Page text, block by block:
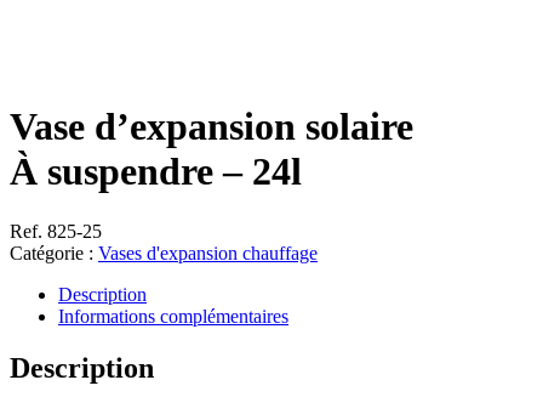
Vase d’expansion solaire
À suspendre – 24l
Ref. 825-25
Catégorie : Vases d'expansion chauffage
Description
Informations complémentaires
Description